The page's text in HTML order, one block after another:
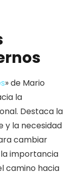
» de Mario
la
Destaca la
y la necesidad
cambiar
importancia
camino hacia